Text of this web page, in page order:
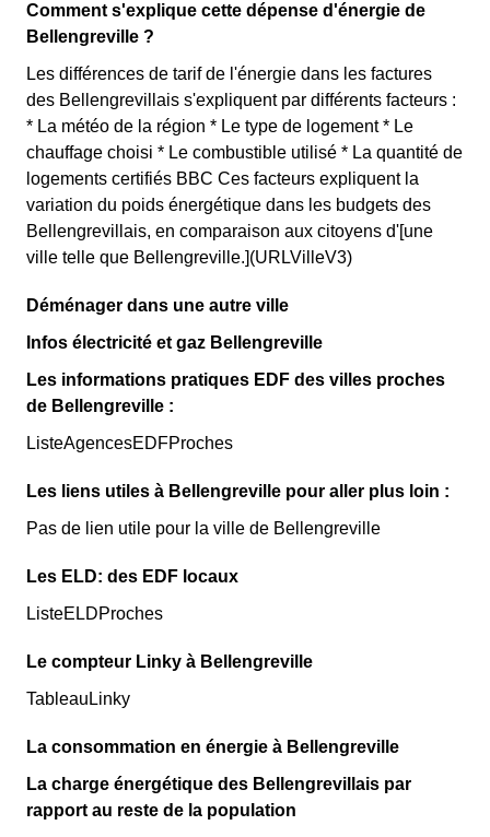
Comment s'explique cette dépense d'énergie de
Bellengreville ?
Les différences de tarif de l'énergie dans les factures
des Bellengrevillais s'expliquent par différents facteurs :
* La météo de la région * Le type de logement * Le
chauffage choisi * Le combustible utilisé * La quantité de
logements certifiés BBC Ces facteurs expliquent la
variation du poids énergétique dans les budgets des
Bellengrevillais, en comparaison aux citoyens d'[une
ville telle que Bellengreville.](URLVilleV3)
Déménager dans une autre ville
Infos électricité et gaz Bellengreville
Les informations pratiques EDF des villes proches
de Bellengreville :
ListeAgencesEDFProches
Les liens utiles à Bellengreville pour aller plus loin :
Pas de lien utile pour la ville de Bellengreville
Les ELD: des EDF locaux
ListeELDProches
Le compteur Linky à Bellengreville
TableauLinky
La consommation en énergie à Bellengreville
La charge énergétique des Bellengrevillais par
rapport au reste de la population